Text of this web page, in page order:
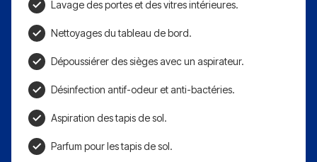
Lavage des portes et des vitres intérieures.
Nettoyages du tableau de bord.
Dépoussiérer des sièges avec un aspirateur.
Désinfection antif-odeur et anti-bactéries.
Aspiration des tapis de sol.
Parfum pour les tapis de sol.